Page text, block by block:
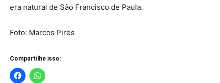
era natural de São Francisco de Paula.
Foto: Marcos Pires
Compartilhe isso: